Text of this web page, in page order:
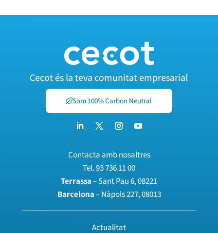
Cecot és la teva comunitat empresarial
Som 100% Carbon Neutral
Contacta amb nosaltres
Tel.93 736 11 00
Terrassa– Sant Pau 6, 08221
Barcelona– Nàpols 227, 08013
Actualitat